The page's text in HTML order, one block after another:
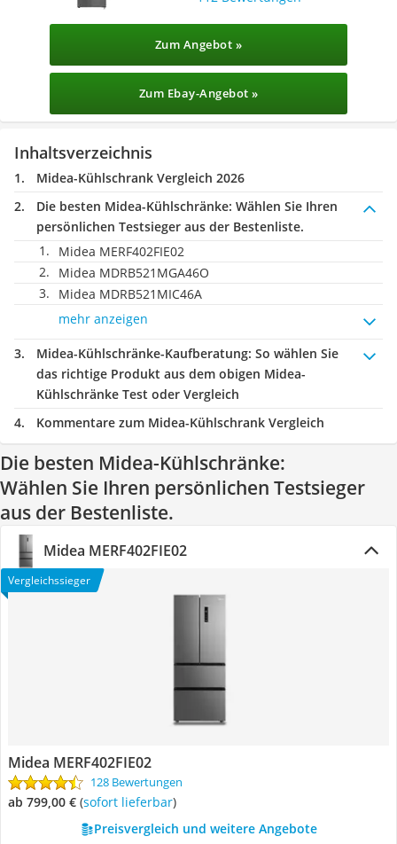
Zum Angebot »
Zum Ebay-Angebot »
Inhaltsverzeichnis
Midea-Kühlschrank Vergleich 2026
Die besten Midea-Kühlschränke: Wählen Sie Ihren
persönlichen Testsieger aus der Bestenliste.
Midea MERF402FIE02
Midea MDRB521MGA46O
Midea MDRB521MIC46A
mehr anzeigen
Midea-Kühlschränke-Kaufberatung: So wählen Sie
das richtige Produkt aus dem obigen Midea-
Kühlschränke Test oder Vergleich
Kommentare zum Midea-Kühlschrank Vergleich
Die besten Midea-Kühlschränke:
Wählen Sie Ihren persönlichen Testsieger
aus der Bestenliste.
Midea MERF402FIE02
Vergleichssieger
Midea MERF402FIE02
128 Bewertungen
ab 799,00 € ( Sofort lieferbar)
Preisvergleich und weitere Angebote